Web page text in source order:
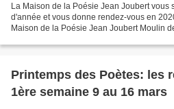
La Maison de la Poésie Jean Joubert vous
d'année et vous donne rendez-vous en
Maison de la Poésie Jean Joubert Moulin
Printemps des Poètes: les
1ère semaine 9 au 16 mars